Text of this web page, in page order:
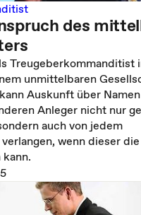
des
Treugeberkommanditist
unmittelbaren
Auskunft über
Anleger nicht nur
auch von jedem
wenn dieser